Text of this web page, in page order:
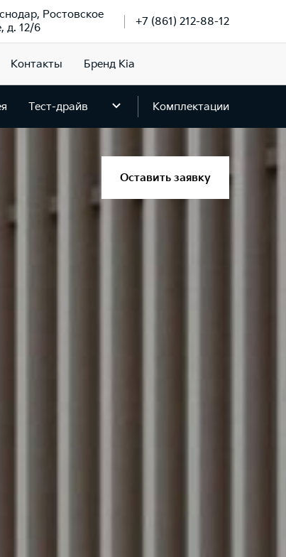
Ростовское
д. 12/6
+7 (861) 212-88-12
Контакты Бренд Kia
Тест-драйв Комплектации
Оставить заявку